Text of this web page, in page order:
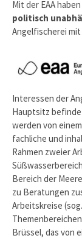
Mit der EAA
politisch
Angelfischerei mit
Interessen der
Hauptsitz
werden von
fachliche und
Rahmen zweier
Bereich der
zu Beratungen
Arbeitskreise
Brüssel, das von